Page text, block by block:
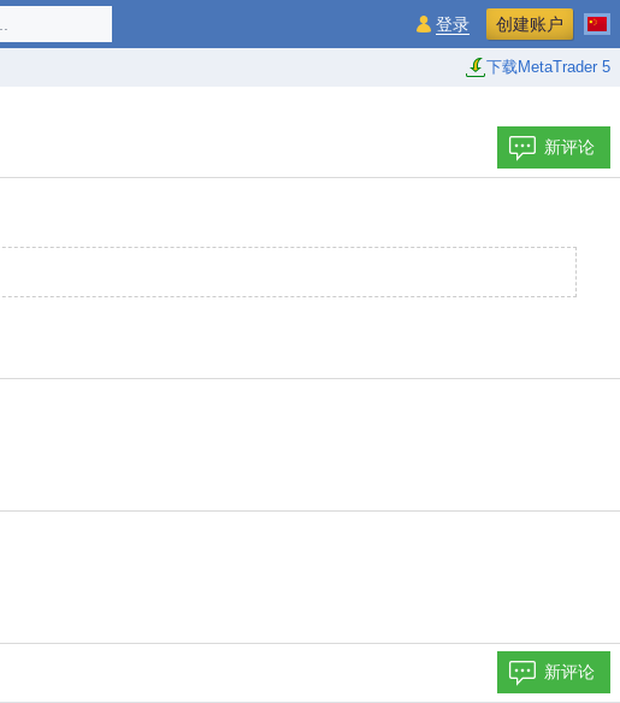
下载MetaTrader 5
登录 创建账户
新评论
新评论